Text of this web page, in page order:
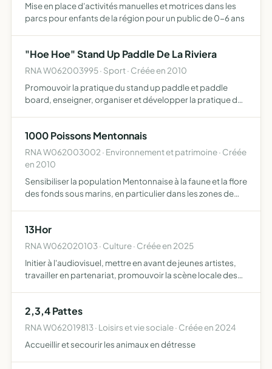
Mise en place d'activités manuelles et motrices dans les
parcs pour enfants de la région pour un public de 0-6 ans
"Hoe Hoe" Stand Up Paddle De La Riviera
RNA W062003995 · Sport · Créée en 2010
Promouvoir la pratique du stand up paddle et paddle
board, enseigner, organiser et développer la pratique du
Riv…
1000 Poissons Mentonnais
RNA W062003002 · Environnement et patrimoine · Créée
en 2010
Sensibiliser la population Mentonnaise à la faune et la flore
des fonds sous marins, en particulier dans les zones de
13Hor
RNA W062020103 · Culture · Créée en 2025
Initier à l'audiovisuel, mettre en avant de jeunes artistes,
travailler en partenariat, promouvoir la scène locale des
2,3,4 Pattes
RNA W062019813 · Loisirs et vie sociale · Créée en 2024
Accueillir et secourir les animaux en détresse